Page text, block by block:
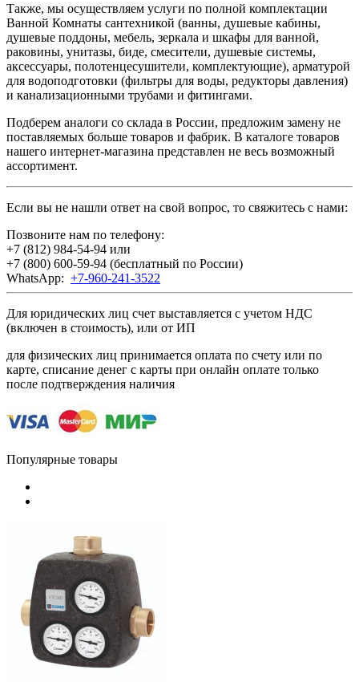
Также, мы осуществляем услуги по полной комплектации
Ванной Комнаты сантехникой (ванны, душевые кабины,
душевые поддоны, мебель, зеркала и шкафы для ванной,
раковины, унитазы, биде, смесители, душевые системы,
аксессуары, полотенцесушители, комплектующие), арматурой
для водоподготовки (фильтры для воды, редукторы давления)
и канализационными трубами и фитингами.
Подберем аналоги со склада в России, предложим замену не
поставляемых больше товаров и фабрик. В каталоге товаров
нашего интернет-магазина представлен не весь возможный
ассортимент.
Если вы не нашли ответ на свой вопрос, то свяжитесь с нами:
Позвоните нам по телефону:
+7 (812) 984-54-94 или
+7 (800) 600-59-94 (бесплатный по России)
WhatsApp: +7-960-241-3522
Для юридических лиц счет выставляется с учетом НДС
(включен в стоимость), или от ИП
для физических лиц принимается оплата по счету или по
карте, списание денег с карты при онлайн оплате только
после подтверждения наличия
Популярные товары